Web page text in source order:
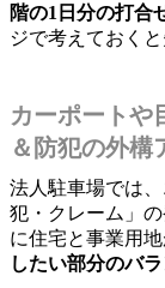
階の1日分の打合
ジで考えておく
カーポート
＆防犯の外構
法人駐車場では
犯・クレーム」
に住宅と事業用
したい部分のバ